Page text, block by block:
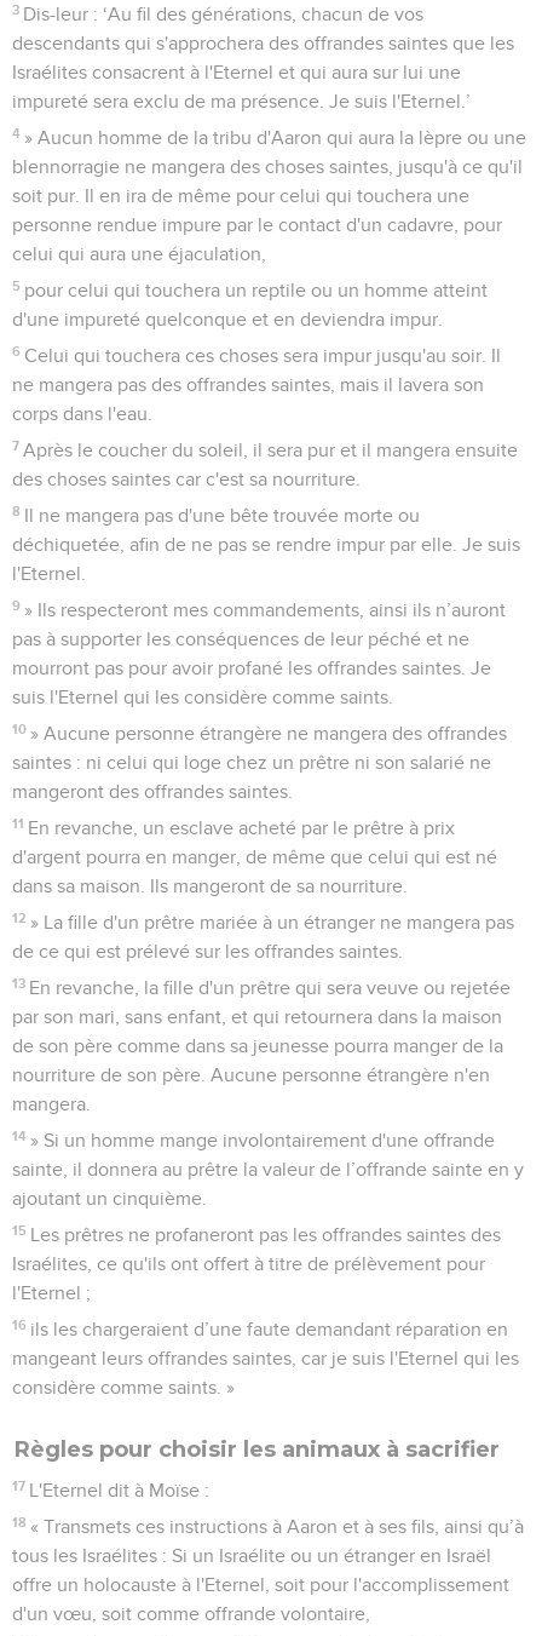
3 Dis-leur : ‘Au fil des générations, chacun de vos
descendants qui s'approchera des offrandes saintes que les
Israélites consacrent à l'Eternel et qui aura sur lui une
impureté sera exclu de ma présence. Je suis l'Eternel.’
4 » Aucun homme de la tribu d'Aaron qui aura la lèpre ou une
blennorragie ne mangera des choses saintes, jusqu'à ce qu'il
soit pur. Il en ira de même pour celui qui touchera une
personne rendue impure par le contact d'un cadavre, pour
celui qui aura une éjaculation,
5 pour celui qui touchera un reptile ou un homme atteint
d'une impureté quelconque et en deviendra impur.
6 Celui qui touchera ces choses sera impur jusqu'au soir. Il
ne mangera pas des offrandes saintes, mais il lavera son
corps dans l'eau.
7 Après le coucher du soleil, il sera pur et il mangera ensuite
des choses saintes car c'est sa nourriture.
8 Il ne mangera pas d'une bête trouvée morte ou
déchiquetée, afin de ne pas se rendre impur par elle. Je suis
l'Eternel.
9 » Ils respecteront mes commandements, ainsi ils n’auront
pas à supporter les conséquences de leur péché et ne
mourront pas pour avoir profané les offrandes saintes. Je
suis l'Eternel qui les considère comme saints.
10 » Aucune personne étrangère ne mangera des offrandes
saintes : ni celui qui loge chez un prêtre ni son salarié ne
mangeront des offrandes saintes.
11 En revanche, un esclave acheté par le prêtre à prix
d'argent pourra en manger, de même que celui qui est né
dans sa maison. Ils mangeront de sa nourriture.
12 » La fille d'un prêtre mariée à un étranger ne mangera pas
de ce qui est prélevé sur les offrandes saintes.
13 En revanche, la fille d'un prêtre qui sera veuve ou rejetée
par son mari, sans enfant, et qui retournera dans la maison
de son père comme dans sa jeunesse pourra manger de la
nourriture de son père. Aucune personne étrangère n'en
mangera.
14 » Si un homme mange involontairement d'une offrande
sainte, il donnera au prêtre la valeur de l’offrande sainte en y
ajoutant un cinquième.
15 Les prêtres ne profaneront pas les offrandes saintes des
Israélites, ce qu'ils ont offert à titre de prélèvement pour
l'Eternel ;
16 ils les chargeraient d’une faute demandant réparation en
mangeant leurs offrandes saintes, car je suis l'Eternel qui les
considère comme saints. »
Règles pour choisir les animaux à sacrifier
17 L'Eternel dit à Moïse :
18 « Transmets ces instructions à Aaron et à ses fils, ainsi qu’à
tous les Israélites : Si un Israélite ou un étranger en Israël
offre un holocauste à l'Eternel, soit pour l'accomplissement
d'un vœu, soit comme offrande volontaire,